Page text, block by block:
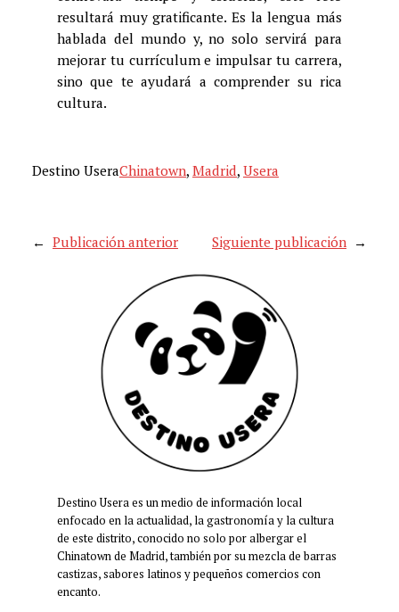
resultará muy gratificante. Es la lengua más
hablada del mundo y, no solo servirá para
mejorar tu currículum e impulsar tu carrera,
sino que te ayudará a comprender su rica
cultura.
Destino UseraChinatown, Madrid, Usera
← Publicación anterior Siguiente publicación →
Destino Usera es un medio de información local
enfocado en la actualidad, la gastronomía y la cultura
de este distrito, conocido no solo por albergar el
Chinatown de Madrid, también por su mezcla de barras
castizas, sabores latinos y pequeños comercios con
encanto.